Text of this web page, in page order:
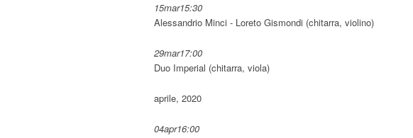
15mar15:30
Alessandrio Minci - Loreto Gismondi (chitarra, violino)
29mar17:00
Duo Imperial (chitarra, viola)
aprile, 2020
04apr16:00